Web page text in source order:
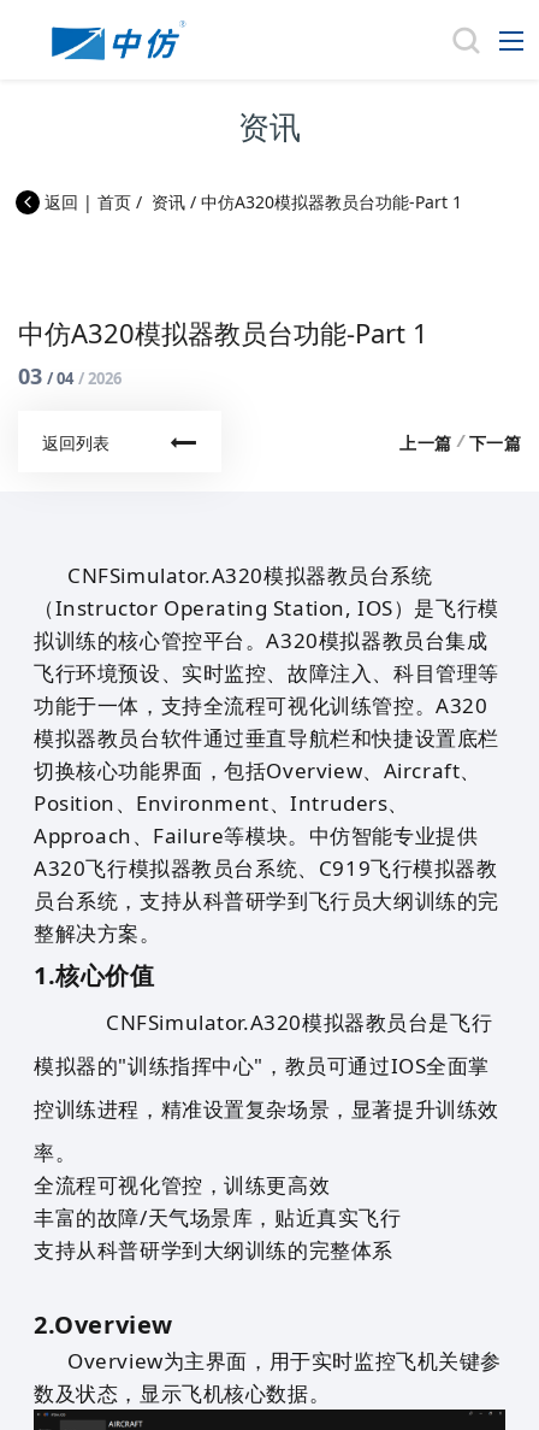
资讯
返回 |首页 / 资讯 /中仿A320模拟器教员台功能-Part 1
中仿A320模拟器教员台功能-Part 1
03 / 04 / 2026
返回列表 上一篇 /下一篇
CNFSimulator.A320模拟器教员台系统
（Instructor Operating Station, IOS）是飞行模
拟训练的核心管控平台。A320模拟器教员台集成
飞行环境预设、实时监控、故障注入、科目管理等
功能于一体，支持全流程可视化训练管控。A320
模拟器教员台软件通过垂直导航栏和快捷设置底栏
切换核心功能界面，包括Overview、Aircraft、
Position、Environment、Intruders、
Approach、Failure等模块。中仿智能专业提供
A320飞行模拟器教员台系统、C919飞行模拟器教
员台系统，支持从科普研学到飞行员大纲训练的完
整解决方案。
1.核心价值
CNFSimulator.A320模拟器教员台是飞行
模拟器的"训练指挥中心"，教员可通过IOS全面掌
控训练进程，精准设置复杂场景，显著提升训练效
率。
全流程可视化管控，训练更高效
丰富的故障/天气场景库，贴近真实飞行
支持从科普研学到大纲训练的完整体系
2.Overview
Overview为主界面，用于实时监控飞机关键参
数及状态，显示飞机核心数据。